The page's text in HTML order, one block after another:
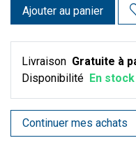
Ajouter au panier
Livraison Gratuite à
Disponibilité En stock
Continuer mes achats